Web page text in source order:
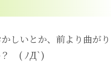
しいとか、前より曲がり
？ ( ﾉД`)